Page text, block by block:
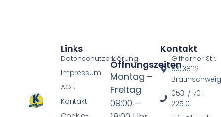
Kontakt
Gifhorner Str.
83, 38112
Braunschweig
0531 / 701
225 0
Öffnungszeiten
Montag –
Freitag
09:00 –
Links
Datenschutzerklärung
Impressum
AGB
Kontakt